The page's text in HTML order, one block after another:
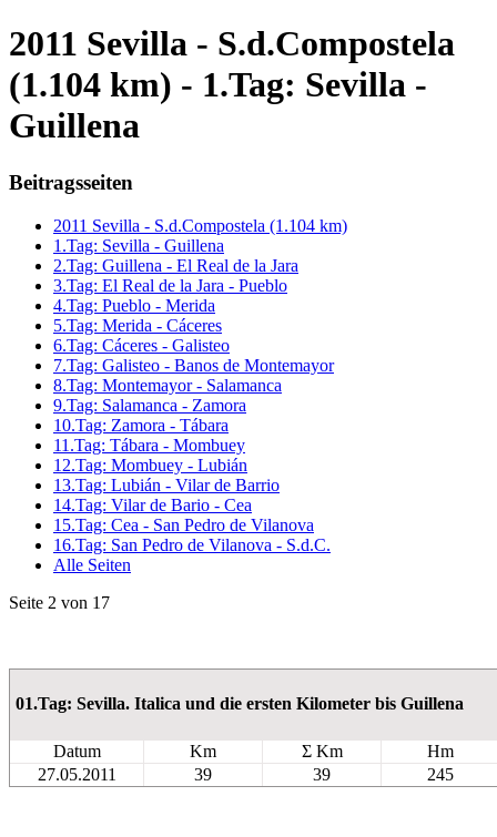
2011 Sevilla - S.d.Compostela
(1.104 km) - 1.Tag: Sevilla -
Guillena
Beitragsseiten
2011 Sevilla - S.d.Compostela (1.104 km)
1.Tag: Sevilla - Guillena
2.Tag: Guillena - El Real de la Jara
3.Tag: El Real de la Jara - Pueblo
4.Tag: Pueblo - Merida
5.Tag: Merida - Cáceres
6.Tag: Cáceres - Galisteo
7.Tag: Galisteo - Banos de Montemayor
8.Tag: Montemayor - Salamanca
9.Tag: Salamanca - Zamora
10.Tag: Zamora - Tábara
11.Tag: Tábara - Mombuey
12.Tag: Mombuey - Lubián
13.Tag: Lubián - Vilar de Barrio
14.Tag: Vilar de Bario - Cea
15.Tag: Cea - San Pedro de Vilanova
16.Tag: San Pedro de Vilanova - S.d.C.
Alle Seiten
Seite 2 von 17
01.Tag: Sevilla. Italica und die ersten Kilometer bis Guillena
Datum Km Σ Km
Hm
27.05.2011
39 39 245